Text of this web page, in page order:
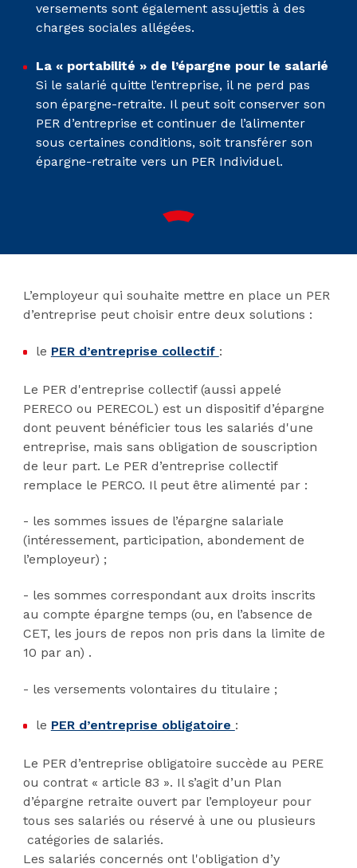
versements sont également assujettis à des
charges sociales allégées.
La « portabilité » de l’épargne pour le salarié
Si le salarié quitte l’entreprise, il ne perd pas
son épargne-retraite. Il peut soit conserver son
PER d’entreprise et continuer de l’alimenter
sous certaines conditions, soit transférer son
épargne-retraite vers un PER Individuel.
L’employeur qui souhaite mettre en place un PER
d’entreprise peut choisir entre deux solutions :
le PER d’entreprise collectif :
Le PER d'entreprise collectif (aussi appelé
PERECO ou PERECOL) est un dispositif d’épargne
dont peuvent bénéficier tous les salariés d'une
entreprise, mais sans obligation de souscription
de leur part. Le PER d’entreprise collectif
remplace le PERCO. Il peut être alimenté par :
- les sommes issues de l’épargne salariale
(intéressement, participation, abondement de
l’employeur) ;
- les sommes correspondant aux droits inscrits
au compte épargne temps (ou, en l’absence de
CET, les jours de repos non pris dans la limite de
10 par an) .
- les versements volontaires du titulaire ;
le PER d’entreprise obligatoire :
Le PER d’entreprise obligatoire succède au PERE
ou contrat « article 83 ». Il s’agit d’un Plan
d’épargne retraite ouvert par l’employeur pour
tous ses salariés ou réservé à une ou plusieurs
catégories de salariés.
Les salariés concernés ont l'obligation d’y